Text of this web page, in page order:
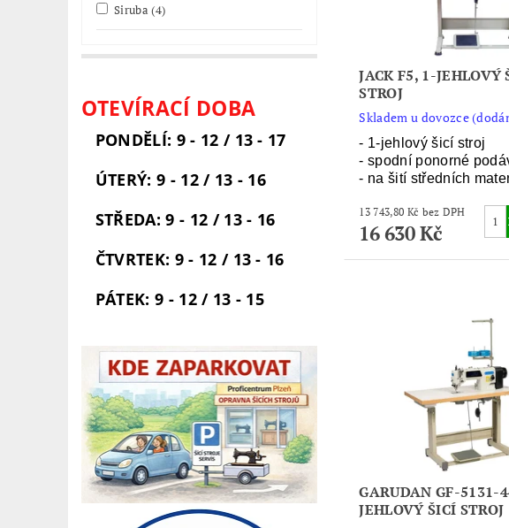
Siruba(4)
OTEVÍRACÍ DOBA
PONDĚLÍ: 9 - 12 / 13 - 17
ÚTERÝ: 9 - 12 / 13 - 16
STŘEDA: 9 - 12 / 13 - 16
ČTVRTEK: 9 - 12 / 13 - 16
PÁTEK: 9 - 12 / 13 - 15
JACK F5, 1-JEHLOVÝ
STROJ
Skladem u dovozce
- 1-jehlový šicí stroj
- spodní ponorné
- na šití středních
13 743,80 Kč bez DPH
16 630 Kč
GARUDAN GF-5131-
JEHLOVÝ ŠICÍ STROJ